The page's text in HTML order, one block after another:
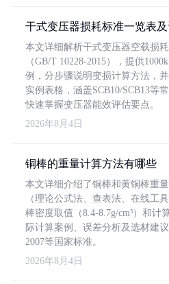
干式变压器损耗标准一览表
本文详细解析干式变压器空载损
（GB/T 10228-2015），提供
例，分步骤说明变损计算方法，
实例表格，涵盖SCB10/SCB13等
快速掌握变压器能效评估要点。
2026年8月4日
铜棒的重量计算方法有哪些
本文详细介绍了铜棒和黄铜棒重
（理论公式法、查表法、在线工
棒密度取值（8.4-8.7g/cm³）和计
际计算案例、误差分析及选材建
2007等国家标准。
2026年8月4日